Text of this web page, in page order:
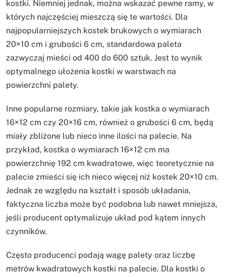
kostki. Niemniej jednak, można wskazać pewne ramy, w
których najczęściej mieszczą się te wartości. Dla
najpopularniejszych kostek brukowych o wymiarach
20×10 cm i grubości 6 cm, standardowa paleta
zazwyczaj mieści od 400 do 600 sztuk. Jest to wynik
optymalnego ułożenia kostki w warstwach na
powierzchni palety.
Inne popularne rozmiary, takie jak kostka o wymiarach
16×12 cm czy 20×16 cm, również o grubości 6 cm, będą
miały zbliżone lub nieco inne ilości na palecie. Na
przykład, kostka o wymiarach 16×12 cm ma
powierzchnię 192 cm kwadratowe, więc teoretycznie na
palecie zmieści się ich nieco więcej niż kostek 20×10 cm.
Jednak ze względu na kształt i sposób układania,
faktyczna liczba może być podobna lub nawet mniejsza,
jeśli producent optymalizuje układ pod kątem innych
czynników.
Często producenci podają wagę palety oraz liczbę
metrów kwadratowych kostki na palecie. Dla kostki o